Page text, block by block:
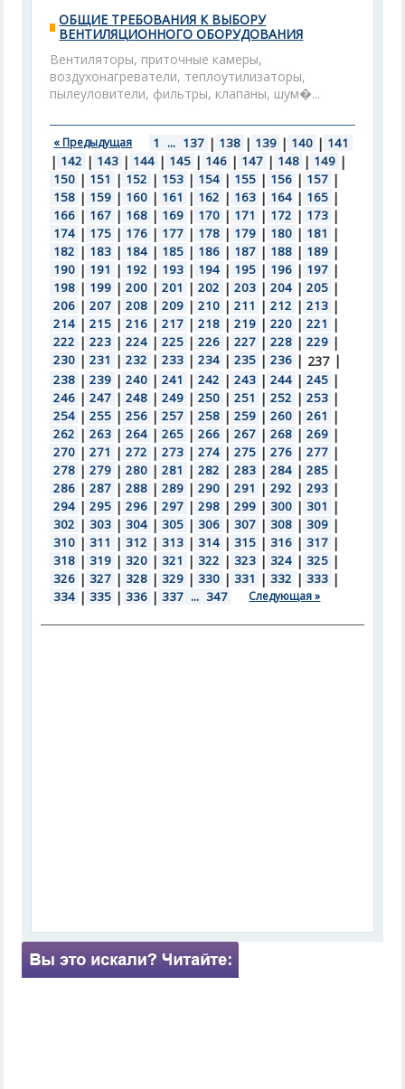
ОБЩИЕ ТРЕБОВАНИЯ К ВЫБОРУ
ВЕНТИЛЯЦИОННОГО ОБОРУДОВАНИЯ
Вентиляторы, приточные камеры,
воздухонагреватели, теплоутилизаторы,
пылеуловители, фильтры, клапаны, шум�...
« Предыдущая 1 ... 137 | 138 | 139 | 140 | 141
| 142 | 143 | 144 | 145 | 146 | 147 | 148 | 149 |
150 | 151 | 152 | 153 | 154 | 155 | 156 | 157 |
158 | 159 | 160 | 161 | 162 | 163 | 164 | 165 |
166 | 167 | 168 | 169 | 170 | 171 | 172 | 173 |
174 | 175 | 176 | 177 | 178 | 179 | 180 | 181 |
182 | 183 | 184 | 185 | 186 | 187 | 188 | 189 |
190 | 191 | 192 | 193 | 194 | 195 | 196 | 197 |
198 | 199 | 200 | 201 | 202 | 203 | 204 | 205 |
206 | 207 | 208 | 209 | 210 | 211 | 212 | 213 |
214 | 215 | 216 | 217 | 218 | 219 | 220 | 221 |
222 | 223 | 224 | 225 | 226 | 227 | 228 | 229 |
230 | 231 | 232 | 233 | 234 | 235 | 236 | 237 |
238 | 239 | 240 | 241 | 242 | 243 | 244 | 245 |
246 | 247 | 248 | 249 | 250 | 251 | 252 | 253 |
254 | 255 | 256 | 257 | 258 | 259 | 260 | 261 |
262 | 263 | 264 | 265 | 266 | 267 | 268 | 269 |
270 | 271 | 272 | 273 | 274 | 275 | 276 | 277 |
278 | 279 | 280 | 281 | 282 | 283 | 284 | 285 |
286 | 287 | 288 | 289 | 290 | 291 | 292 | 293 |
294 | 295 | 296 | 297 | 298 | 299 | 300 | 301 |
302 | 303 | 304 | 305 | 306 | 307 | 308 | 309 |
310 | 311 | 312 | 313 | 314 | 315 | 316 | 317 |
318 | 319 | 320 | 321 | 322 | 323 | 324 | 325 |
326 | 327 | 328 | 329 | 330 | 331 | 332 | 333 |
334 | 335 | 336 | 337 ... 347 Следующая »